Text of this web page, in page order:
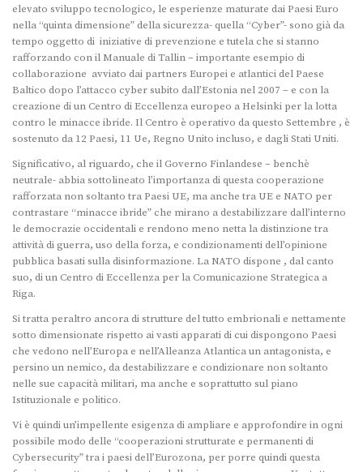
elevato sviluppo tecnologico, le esperienze maturate dai Paesi Euro
nella “quinta dimensione” della sicurezza- quella “Cyber”- sono già da
tempo oggetto di iniziative di prevenzione e tutela che si stanno
rafforzando con il Manuale di Tallin – importante esempio di
collaborazione avviato dai partners Europei e atlantici del Paese
Baltico dopo l’attacco cyber subito dall’Estonia nel 2007 – e con la
creazione di un Centro di Eccellenza europeo a Helsinki per la lotta
contro le minacce ibride. Il Centro è operativo da questo Settembre , è
sostenuto da 12 Paesi, 11 Ue, Regno Unito incluso, e dagli Stati Uniti.
Significativo, al riguardo, che il Governo Finlandese – benchè
neutrale- abbia sottolineato l’importanza di questa cooperazione
rafforzata non soltanto tra Paesi UE, ma anche tra UE e NATO per
contrastare “minacce ibride” che mirano a destabilizzare dall’interno
le democrazie occidentali e rendono meno netta la distinzione tra
attività di guerra, uso della forza, e condizionamenti dell’opinione
pubblica basati sulla disinformazione. La NATO dispone , dal canto
suo, di un Centro di Eccellenza per la Comunicazione Strategica a
Riga.
Si tratta peraltro ancora di strutture del tutto embrionali e nettamente
sotto dimensionate rispetto ai vasti apparati di cui dispongono Paesi
che vedono nell’Europa e nell’Alleanza Atlantica un antagonista, e
persino un nemico, da destabilizzare e condizionare non soltanto
nelle sue capacità militari, ma anche e soprattutto sul piano
Istituzionale e politico.
Vi è quindi un’impellente esigenza di ampliare e approfondire in ogni
possibile modo delle “cooperazioni strutturate e permanenti di
Cybersecurity” tra i paesi dell’Eurozona, per porre quindi questa